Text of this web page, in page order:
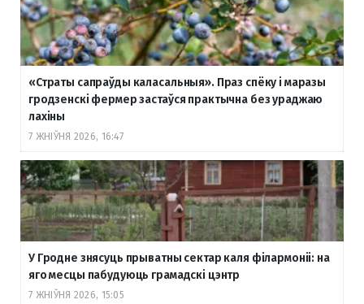
«Страты сапраўды каласальныя». Праз спёку і маразы
гродзенскі фермер застаўся практычна без ураджаю
лахіны
7 ЖНІЎНЯ 2026, 16:47
У Гродне знясуць прыватны сектар каля філармоніі: на
яго месцы пабудуюць грамадскі цэнтр
7 ЖНІЎНЯ 2026, 15:05